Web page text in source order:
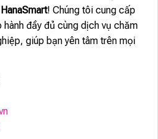
HanaSmart! Chúng tôi cung cấp
đầy đủ cùng dịch vụ chăm
giúp bạn yên tâm trên mọi